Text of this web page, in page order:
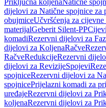
Priključna koljenaNatične
dijelovi za Natične spojnice za
obujmiceUčvršćenja za
materijalGeberit Silent-PPCijevi
komadiRezervni dijelovi za
dijelovi za KoljenaRačve
RačveRedukcijeRezervni
dijelovi za RevizijeSpojevi
spojniceRezervni dijelovi za
spojnicePrijelazni komadi za
uređajeRezervni dijelovi za
koljenaRezervni dijelovi za